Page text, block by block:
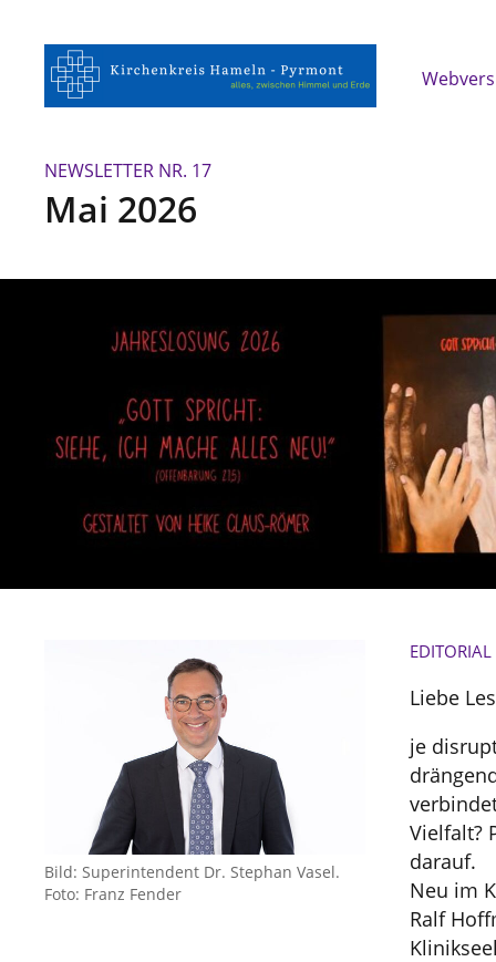
NEWSLETTER NR. 17
Mai 2026
Bild: Superintendent Dr. Stephan Vasel.
Foto: Franz Fender
EDITORIAL
Liebe
je
Vielfalt?
darauf.
Neu im
Ralf